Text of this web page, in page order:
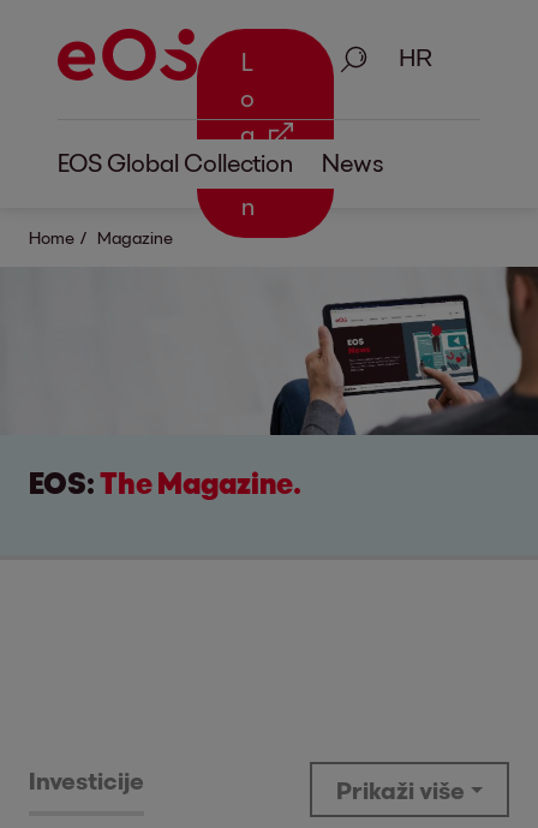
L
o
g
i
n
Traži
EOS Global Collection News
Home Magazine
EOS:The Magazine.
Investicije Prikaži više